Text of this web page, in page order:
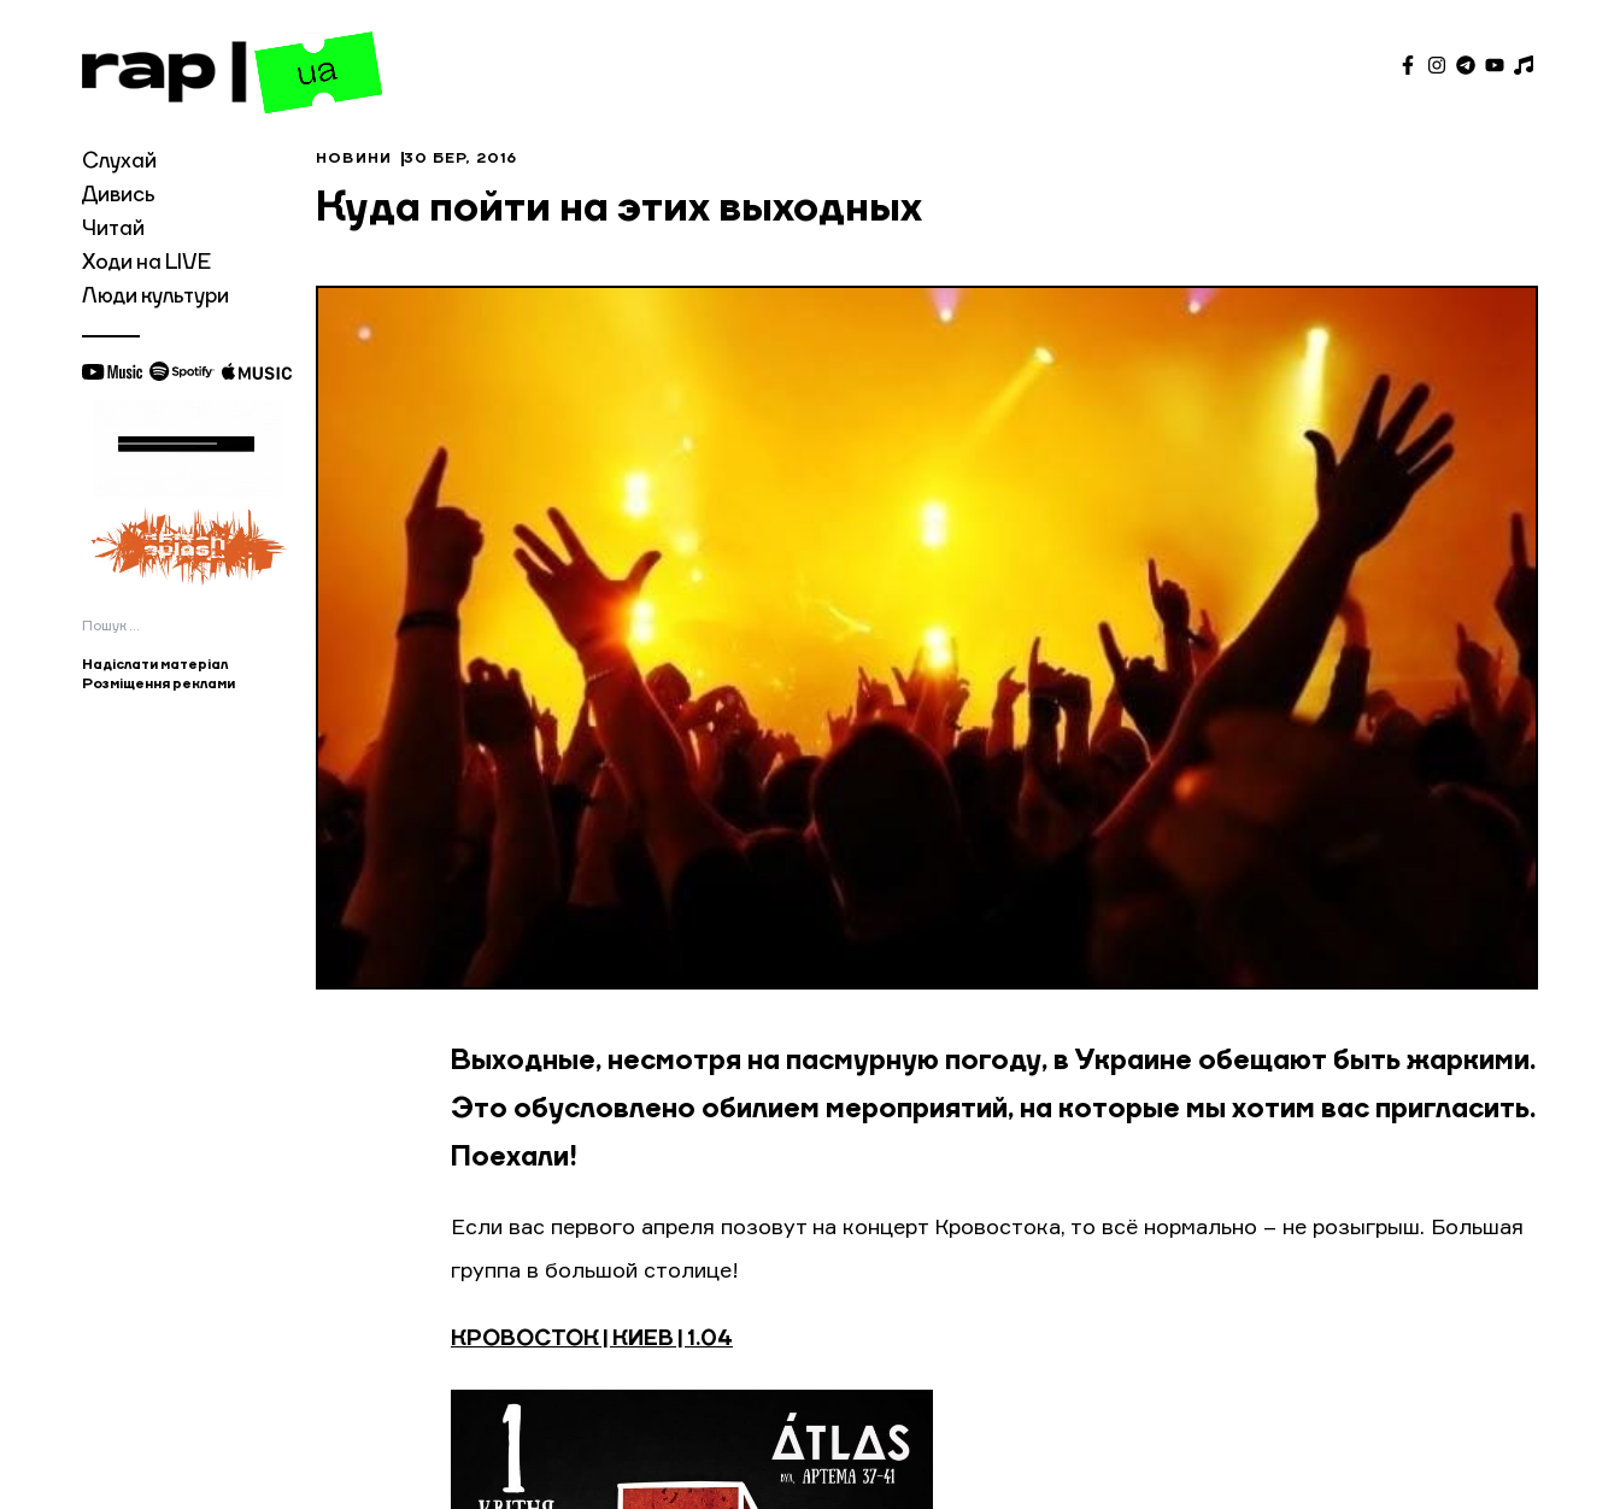
Слухай
Дивись
Читай
Ходи на LIVE
Люди культури
Пошук:
Надіслати матеріал
Розміщення реклами
НОВИНИ 30 БЕР, 2016
Куда пойти на этих выходных
Выходные, несмотря на пасмурную погоду, в Украине обещают быть жаркими.
Это обусловлено обилием мероприятий, на которые мы хотим вас пригласить.
Поехали!
Если вас первого апреля позовут на концерт Кровостока, то всё нормально – не розыгрыш. Большая
группа в большой столице!
КРОВОСТОК | КИЕВ | 1.04